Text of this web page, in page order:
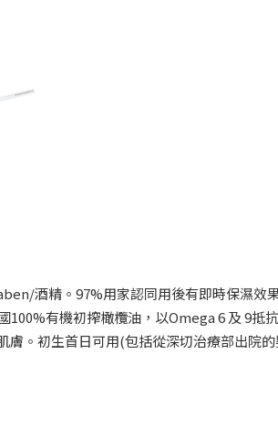
酒精。97%用家認同用後有即時保濕效
有機初搾橄欖油，以Omega 6 及 9抵
膚。初生首日可用(包括從深切治療部出院